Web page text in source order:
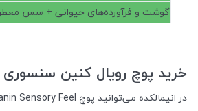
گوشت و فرآورده‌های حیوانی + سس
خرید پوچ رویال کنین سنسوری